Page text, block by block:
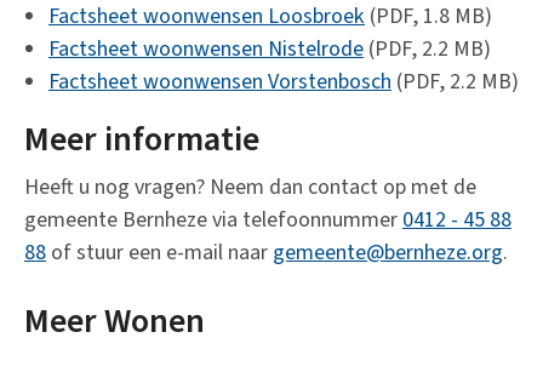
Factsheet woonwensen Loosbroek (PDF, 1.8 MB)
Factsheet woonwensen Nistelrode (PDF, 2.2 MB)
Factsheet woonwensen Vorstenbosch (PDF, 2.2 MB)
Meer informatie
Heeft u nog vragen? Neem dan contact op met de
gemeente Bernheze via telefoonnummer0412 - 45 88
88 of stuur een e-mail naar gemeente@bernheze.org.
Meer Wonen